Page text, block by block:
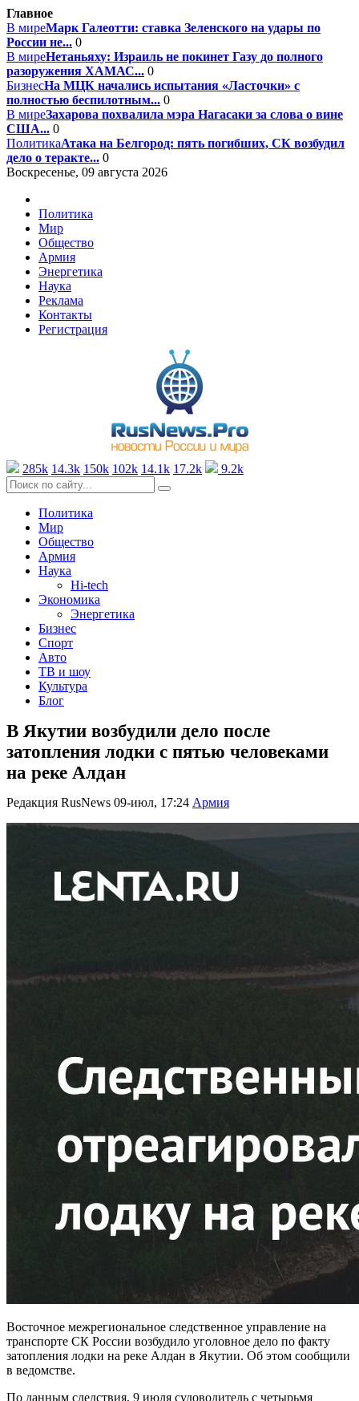
Главное
В миреМарк Галеотти: ставка Зеленского на удары по
России не... 0
В миреНетаньяху: Израиль не покинет Газу до полного
разоружения ХАМАС... 0
БизнесНа МЦК начались испытания «Ласточки» с
полностью беспилотным... 0
В миреЗахарова похвалила мэра Нагасаки за слова о вине
США... 0
ПолитикаАтака на Белгород: пять погибших, СК возбудил
дело о теракте... 0
Воскресенье, 09 августа 2026
Политика
Мир
Общество
Армия
Энергетика
Наука
Реклама
Контакты
Регистрация
285k 14.3k 150k 102k 14.1k 17.2k 9.2k
Политика
Мир
Общество
Армия
Наука
Hi-tech
Экономика
Энергетика
Бизнес
Спорт
Авто
ТВ и шоу
Культура
Блог
В Якутии возбудили дело после
затопления лодки с пятью человеками
на реке Алдан
Редакция RusNews 09-июл, 17:24 Армия
Восточное межрегиональное следственное управление на
транспорте СК России возбудило уголовное дело по факту
затопления лодки на реке Алдан в Якутии. Об этом сообщили
в ведомстве.
По данным следствия, 9 июля судоводитель с четырьмя